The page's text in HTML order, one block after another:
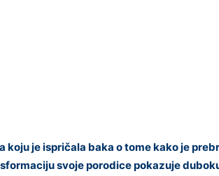
koju je ispričala baka o tome kako je
svoje porodice pokazuje